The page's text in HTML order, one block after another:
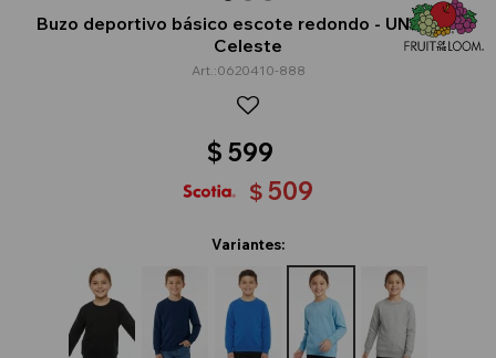
THE
Buzo deportivo básico escote redondo - UNISEX -
Celeste
0620410-888
$ 599
$ 509
Variantes: